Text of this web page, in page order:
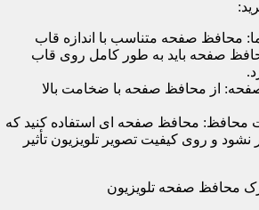
محافظ صفحه متناسب با اندازه قاب
صفحه باید به طور کامل روی قاب
از محافظ صفحه با ضخامت بالا
محافظ: محافظ صفحه ای استفاده کنید که
و روی کیفیت تصویر تلویزیون تأثیر
محافظ صفحه تلویزیون